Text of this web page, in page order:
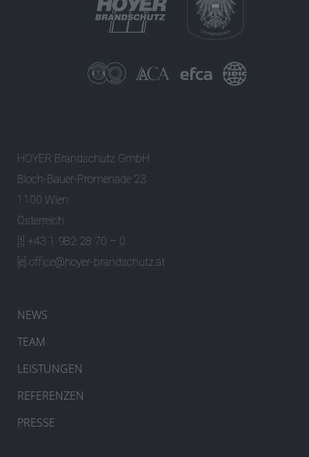
HOYER Brandschutz GmbH
Bloch-Bauer-Promenade 23
1100 Wien
Österreich
[t] +43 1 982 28 70 – 0
[e] office@hoyer-brandschutz.at
NEWS
TEAM
LEISTUNGEN
REFERENZEN
PRESSE